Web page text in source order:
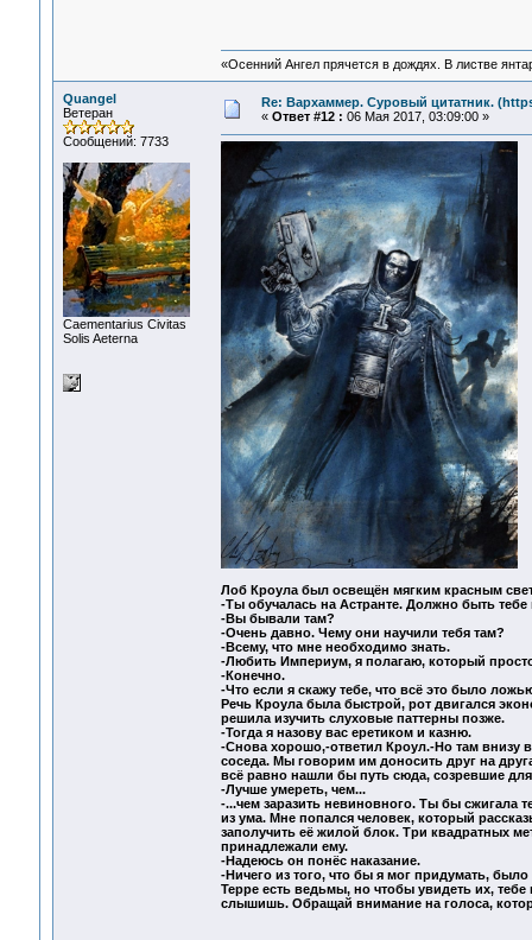
«Осенний Ангел прячется в дождях. В листве
Quangel
Ветеран
Сообщений: 7733
Сaementarius Civitas
Solis Aeterna
Re: Вархаммер. Суровый цитатник.
« Ответ #12 : 06 Мая 2017, 03:09:00 »
Лоб Кроула был освещён мягким красным
-Ты обучалась на Астранте. Должно быть тебе
-Вы бывали там?
-Очень давно. Чему они научили тебя там?
-Всему, что мне необходимо знать.
-Любить Империум, я полагаю, который
-Конечно.
-Что если я скажу тебе, что всё это было
Речь Кроула была быстрой, рот двигался
решила изучить слуховые паттерны позже.
-Тогда я назову вас еретиком и казню.
-Снова хорошо,-ответил Кроул.-Но там внизу
соседа. Мы говорим им доносить друг на
всё равно нашли бы путь сюда, созревшие
-Лучше умереть, чем...
-...чем заразить невиновного. Ты бы сжигала
из ума. Мне попался человек, который
заполучить её жилой блок. Три квадратных
принадлежали ему.
-Надеюсь он понёс наказание.
-Ничего из того, что бы я мог придумать,
Терре есть ведьмы, но чтобы увидеть их,
слышишь. Обращай внимание на голоса,